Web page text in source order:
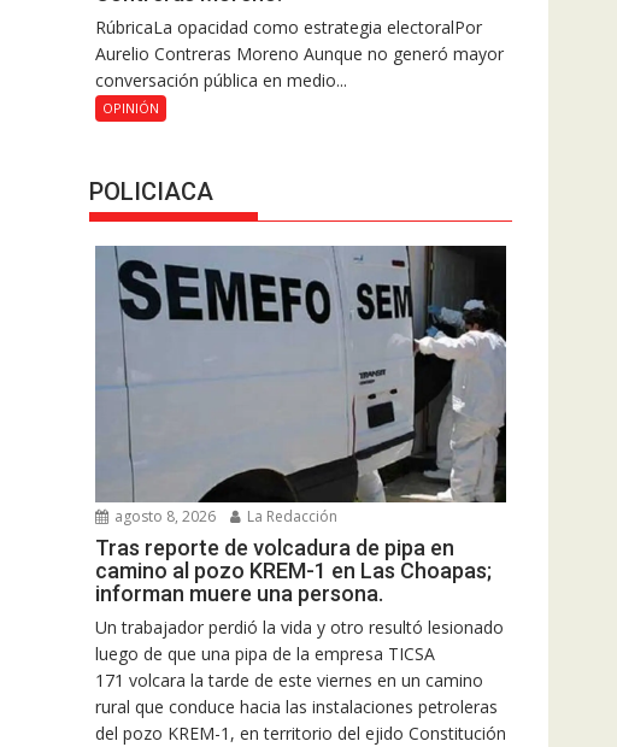
RúbricaLa opacidad como estrategia electoralPor
Aurelio Contreras Moreno Aunque no generó mayor
conversación pública en medio...
OPINIÓN
POLICIACA
agosto 8, 2026 La Redacción
Tras reporte de volcadura de pipa en
camino al pozo KREM-1 en Las Choapas;
informan muere una persona.
Un trabajador perdió la vida y otro resultó lesionado
luego de que una pipa de la empresa TICSA
171 volcara la tarde de este viernes en un camino
rural que conduce hacia las instalaciones petroleras
del pozo KREM-1, en territorio del ejido Constitución